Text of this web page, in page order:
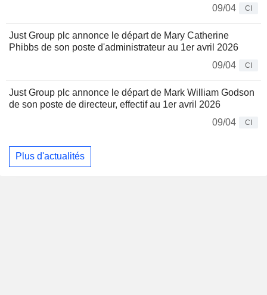
09/04
CI
Just Group plc annonce le départ de Mary Catherine
Phibbs de son poste d'administrateur au 1er avril 2026
09/04
CI
Just Group plc annonce le départ de Mark William Godson
de son poste de directeur, effectif au 1er avril 2026
09/04
CI
Plus d'actualités